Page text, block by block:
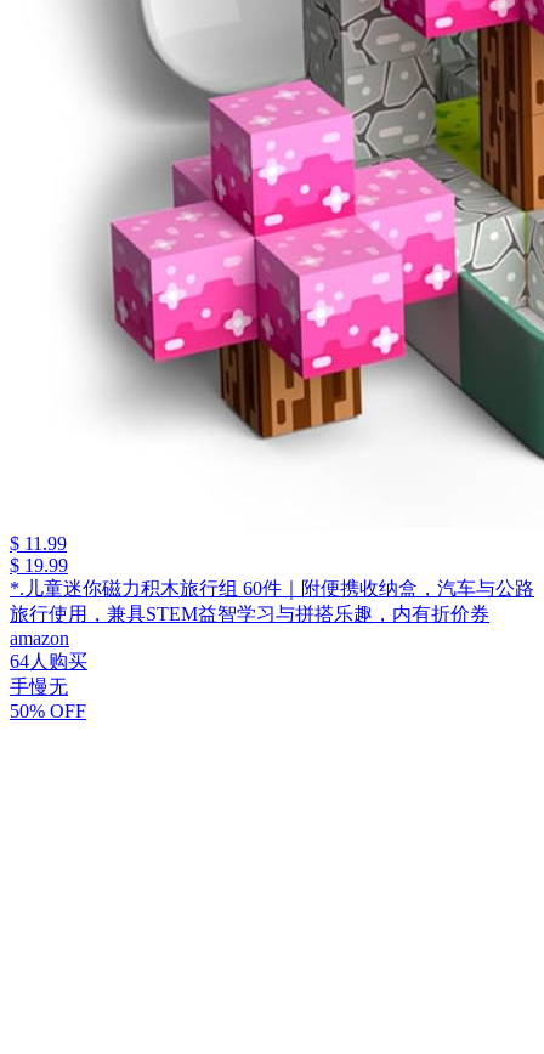
$ 11.99
$ 19.99
*.儿童迷你磁力积木旅行组 60件｜附便携收纳盒，汽车与公路
旅行使用，兼具STEM益智学习与拼搭乐趣，内有折价券
amazon
64人购买
手慢无
50% OFF